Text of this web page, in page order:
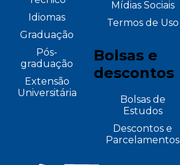
Idiomas
Graduação
Pós-
graduação
Extensão
Universitária
Mídias Sociais
Termos de Uso
Bolsas e
descontos
Bolsas de
Estudos
Descontos e
Parcelamentos